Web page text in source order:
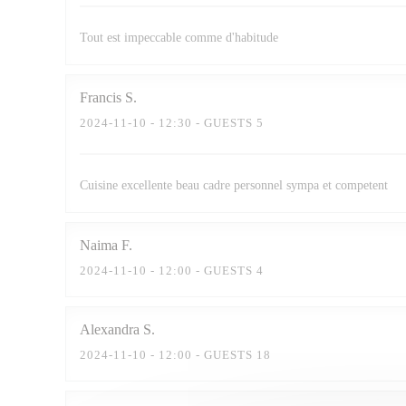
Tout est impeccable comme d'habitude
Francis S
2024-11-10 - 12:30 - GUESTS 5
Cuisine excellente beau cadre personnel sympa et competent
Naima F
2024-11-10 - 12:00 - GUESTS 4
Alexandra S
2024-11-10 - 12:00 - GUESTS 18